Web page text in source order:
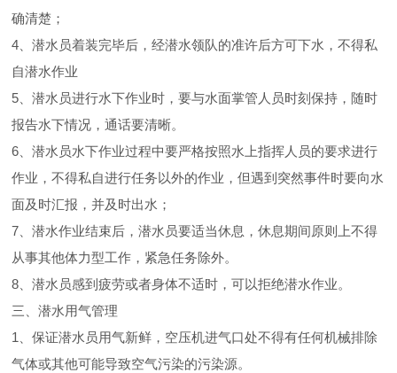
确清楚；
4、潜水员着装完毕后，经潜水领队的准许后方可下水，不得私
自潜水作业
5、潜水员进行水下作业时，要与水面掌管人员时刻保持，随时
报告水下情况，通话要清晰。
6、潜水员水下作业过程中要严格按照水上指挥人员的要求进行
作业，不得私自进行任务以外的作业，但遇到突然事件时要向水
面及时汇报，并及时出水；
7、潜水作业结束后，潜水员要适当休息，休息期间原则上不得
从事其他体力型工作，紧急任务除外。
8、潜水员感到疲劳或者身体不适时，可以拒绝潜水作业。
三、潜水用气管理
1、保证潜水员用气新鲜，空压机进气口处不得有任何机械排除
气体或其他可能导致空气污染的污染源。